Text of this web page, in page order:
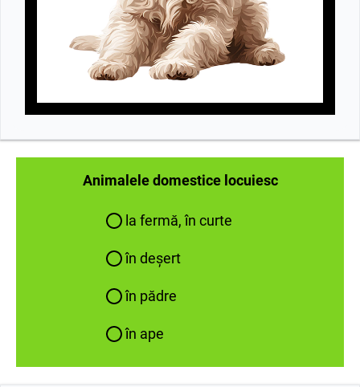
Animalele domestice locuiesc
la fermă, în curte
în deșert
în pădre
în ape